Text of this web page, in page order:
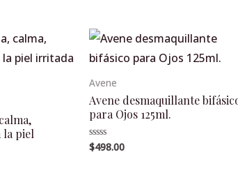
la piel
Avene
Avene desmaquillante
para Ojos 125ml.
Valorado
en
$498.00